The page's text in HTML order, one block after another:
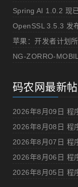
Spring AI 1.0.2 现
OpenSSL 3.5.3 发
苹果：开发者计划
码农网最新
2026年8月09日 程
2026年8月08日 程
2026年8月05日 程